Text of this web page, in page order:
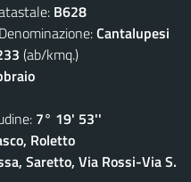
B628
Cantalupesi
(ab/kmq.)
7° 19' 53''
Roletto
Saretto, Via Rossi-Via S.